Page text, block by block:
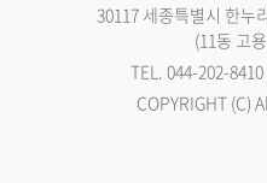
30117 세종특별시 한누
(11동 고
TEL. 044-202-
COPYRIGHT (C)